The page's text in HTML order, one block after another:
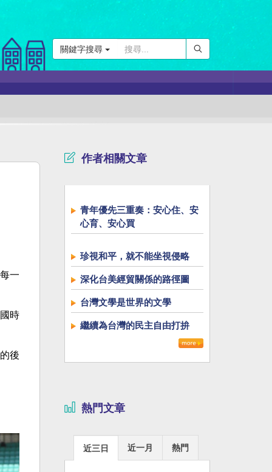
關鍵字搜尋
一
時
後
作者相關文章
青年優先三重奏：安心住、安
心育、安心買
珍視和平，就不能坐視侵略
深化台美經貿關係的路徑圖
台灣文學是世界的文學
繼續為台灣的民主自由打拚
熱門文章
近三日 近一月 熱門